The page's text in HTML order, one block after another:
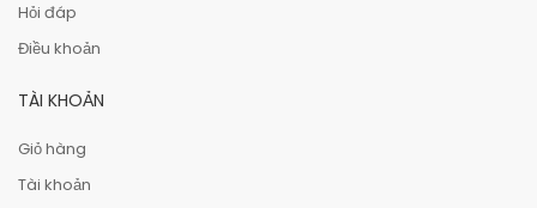
Hỏi đáp
Điều khoản
TÀI KHOẢN
Giỏ hàng
Tài khoản